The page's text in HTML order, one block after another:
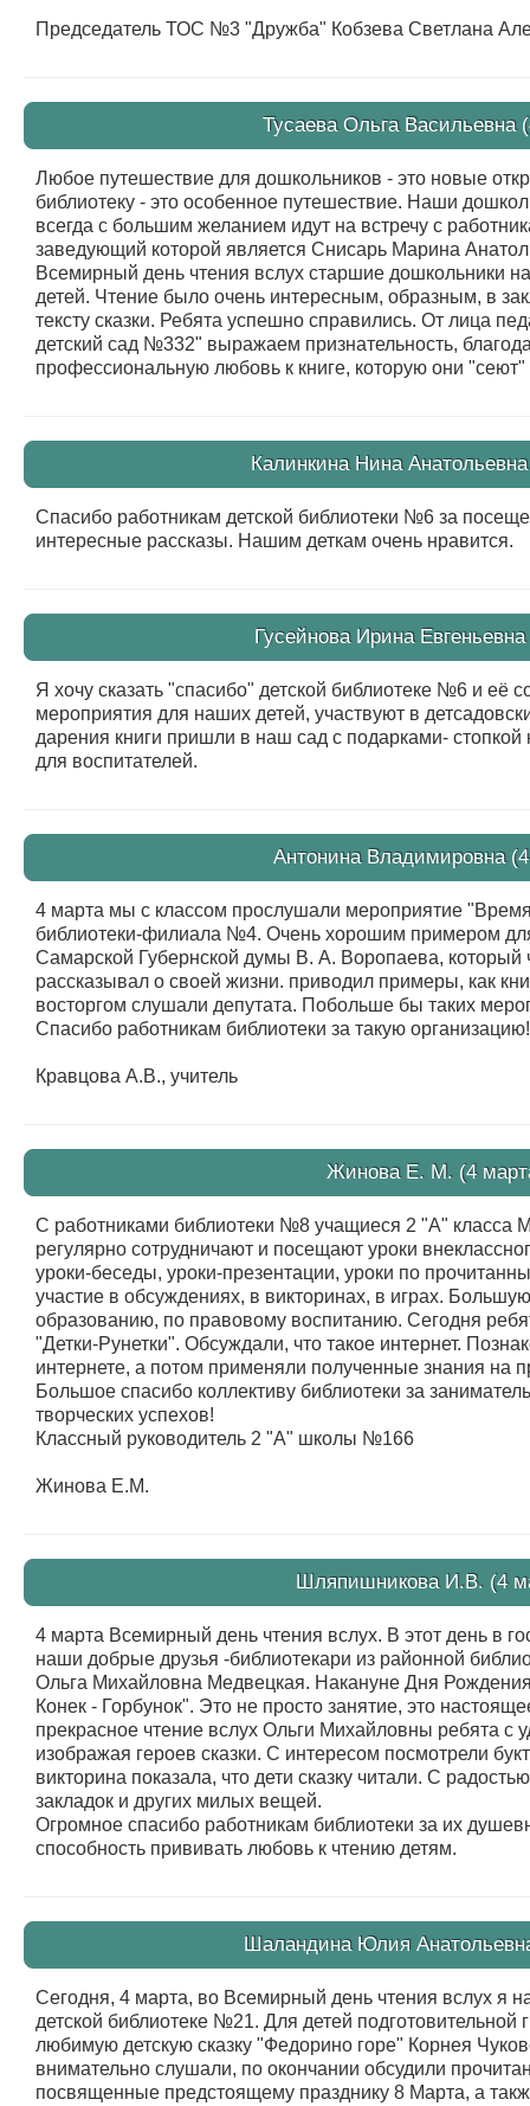
Председатель ТОС №3 "Дружба" Кобзева Светлана
Тусаева Ольга Васильевна
Любое путешествие для дошкольников - это новые
библиотеку - это особенное путешествие. Наши
всегда с большим желанием идут на встречу с
заведующий которой является Снисарь Марина
Всемирный день чтения вслух старшие дошкольники
детей. Чтение было очень интересным, образным, в
тексту сказки. Ребята успешно справились. От лица
детский сад №332" выражаем признательность,
профессиональную любовь к книге, которую они
Калинкина Нина
Спасибо работникам детской библиотеки №6 за
интересные рассказы. Нашим деткам очень нравится.
Гусейнова Ирина
Я хочу сказать "спасибо" детской библиотеке №6 и её
мероприятия для наших детей, участвуют в
дарения книги пришли в наш сад с подарками- стопкой
для воспитателей.
Антонина Владимировна
4 марта мы с классом прослушали мероприятие "Время
библиотеки-филиала №4. Очень хорошим примером
Самарской Губернской думы В. А. Воропаева,
рассказывал о своей жизни. приводил примеры, как
восторгом слушали депутата. Побольше бы таких
Спасибо работникам библиотеки за такую организацию!
Кравцова А.В., учитель
Жинова Е. М. (4
С работниками библиотеки №8 учащиеся 2 "А"
регулярно сотрудничают и посещают уроки
уроки-беседы, уроки-презентации, уроки по
участие в обсуждениях, в викторинах, в играх.
образованию, по правовому воспитанию. Сегодня
"Детки-Рунетки". Обсуждали, что такое интернет.
интернете, а потом применяли полученные знания на
Большое спасибо коллективу библиотеки за
творческих успехов!
Классный руководитель 2 "А" школы №166
Жинова Е.М.
Шляпишникова И.В. (4
4 марта Всемирный день чтения вслух. В этот день в
наши добрые друзья -библиотекари из районной
Ольга Михайловна Медвецкая. Накануне Дня
Конек - Горбунок". Это не просто занятие, это
прекрасное чтение вслух Ольги Михайловны ребята с
изображая героев сказки. С интересом посмотрели
викторина показала, что дети сказку читали. С
закладок и других милых вещей.
Огромное спасибо работникам библиотеки за их
способность прививать любовь к чтению детям.
Шаландина Юлия
Сегодня, 4 марта, во Всемирный день чтения вслух я
детской библиотеке №21. Для детей
любимую детскую сказку "Федорино горе" Корнея
внимательно слушали, по окончании обсудили
посвященные предстоящему празднику 8 Марта, а